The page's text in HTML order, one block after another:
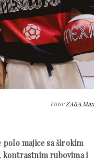
Foto:ZARA Man
polo majice sa širokim
kontrastnim rubovima i